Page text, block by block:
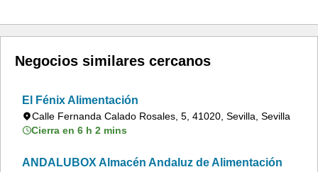
Negocios similares cercanos
El Fénix Alimentación
Calle Fernanda Calado Rosales, 5, 41020, Sevilla, Sevilla
Cierra en 6 h 2 mins
ANDALUBOX Almacén Andaluz de Alimentación